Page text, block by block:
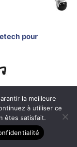
pour
la meilleure
à utiliser ce
êtes satisfait.